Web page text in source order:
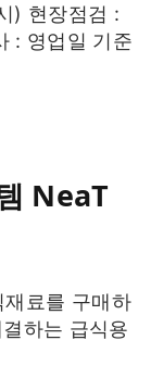
) 현장점검 :
: 영업일 기준
NeaT
료를 구매하
하는 급식용